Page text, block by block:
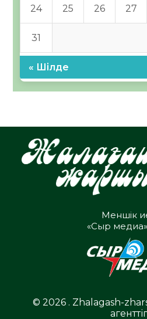
24 25 26 27
31
« Шілде
Меншік
«Сыр
© 2026 . Zhalagash-